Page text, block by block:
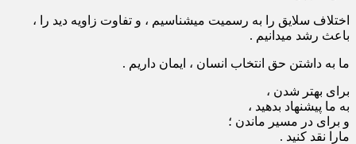
اختلاف سلایق را به رسمیت میشناسیم ، و تفاوت زاویه دید را ،
باعث رشد میدانیم .
ما به داشتن حق انتخاب انسان ، ایمان داریم .
برای بهتر شدن ،
به ما پیشنهاد بدهید ،
و برای در مسیر ماندن ؛
مارا نقد کنید .